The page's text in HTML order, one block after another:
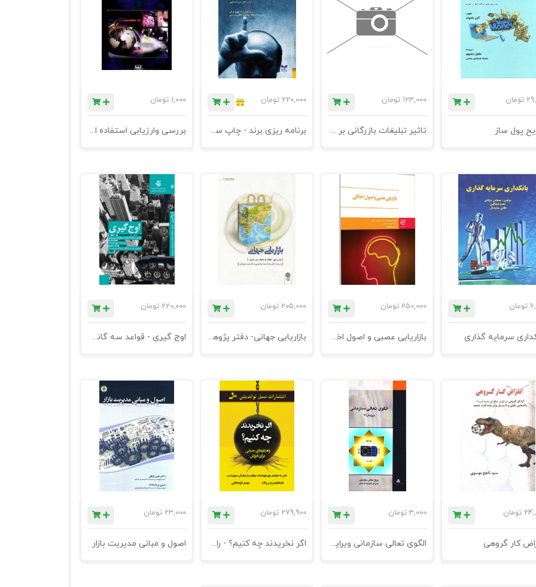
تومان
پول ساز
123,000 تومان
تاثیر تبلیغات بازرگانی بر کودکان
220,000 تومان
برنامه ریزی برند - چاپ سوم
1,000 تومان
بررسی وارزیابی استفاده ازخط نماد دربهبود کارایی شبکه های توزیع
تومان
سرمایه گذاری
250,000 تومان
بازاریابی عصبی و اصول اخلاقی
205,000 تومان
بازاریابی جهانی- دفتر پژوهشها
220,000 تومان
اوج گیری - قواعد سه گانه تفکر استراتژیک پیشرفته - چاپ هفتم
تومان
کار گروهی
3,000 تومان
الگوی تعالی سازمانی ویرایش 93
279,900 تومان
اگر نخریدند چه کنیم؟ - راهکارهای حیاتی برای فروش -
23,000 تومان
اصول و مبانی مدیریت بازار